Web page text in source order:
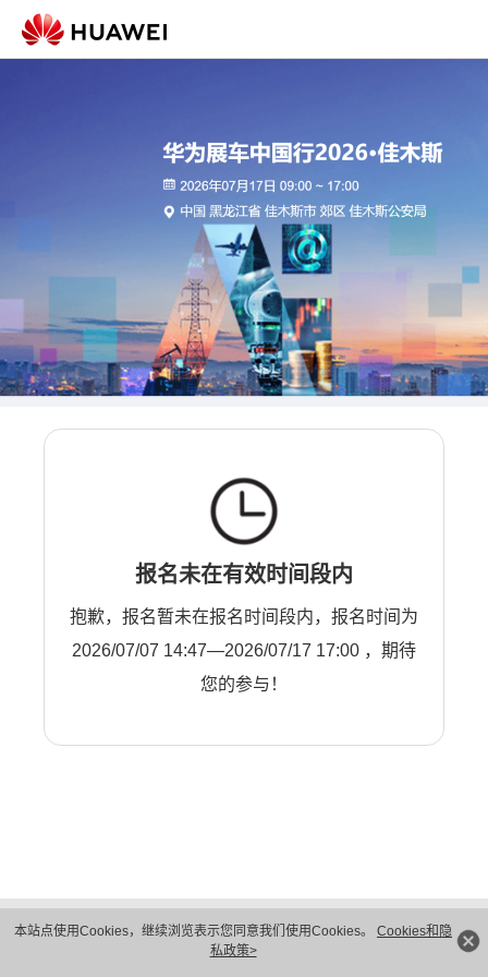
本站点使用Cookies，继续浏览表示您同意我们使用Cookies。 Cookies和隐
私政策>
报名未在有效时间段内
抱歉，报名暂未在报名时间段内，报名时间为
2026/07/07 14:47—2026/07/17 17:00 ，期待
您的参与！
隐私保护
法律声明